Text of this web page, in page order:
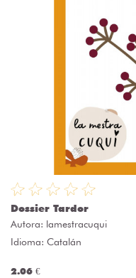
Dossier Tardor
Autora: lamestracuqui
Idioma: Catalán
2.06 €